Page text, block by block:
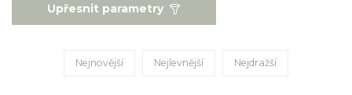
Upřesnit parametry
Nejnovější Nejlevnější Nejdražší